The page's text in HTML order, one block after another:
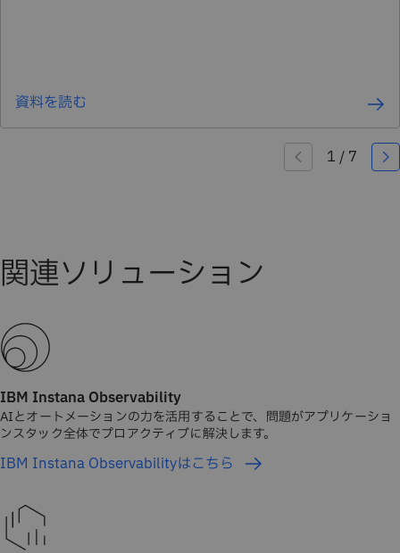
資料を読む
IBM Instana Observability
AIとオートメーションの力を活用することで、問題がアプリケーショ
ンスタック全体でプロアクティブに解決します。
IBM Instana Observabilityはこちら